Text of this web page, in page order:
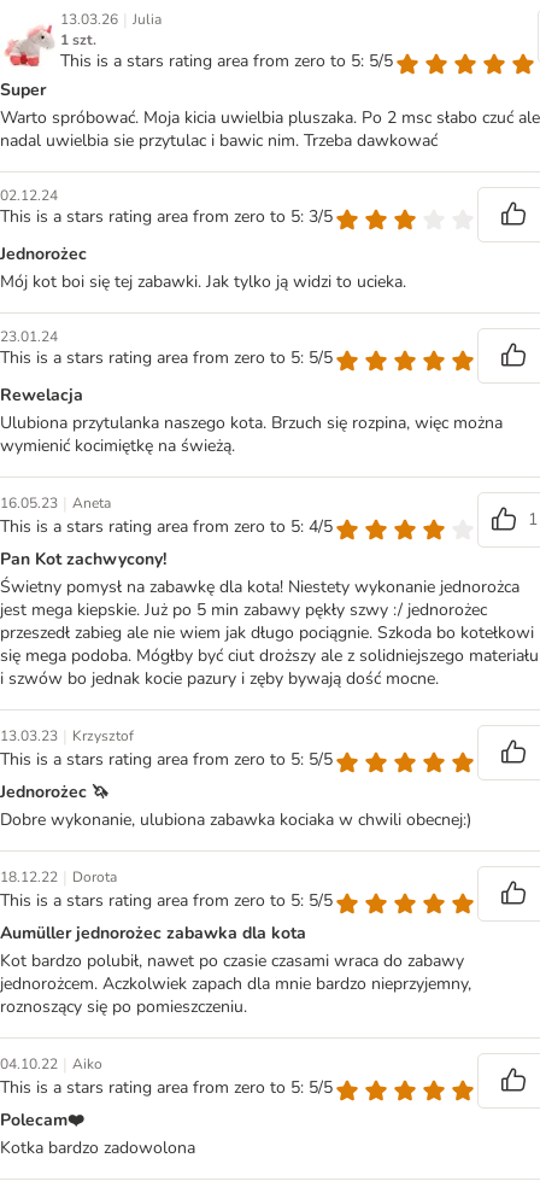
13.03.26 | Julia
1 szt.
This is a stars rating area from zero to 5: 5/5
Super
Warto spróbować. Moja kicia uwielbia pluszaka. Po 2 msc słabo czuć ale
nadal uwielbia sie przytulac i bawic nim. Trzeba dawkować
02.12.24
This is a stars rating area from zero to 5: 3/5
Jednorożec
Mój kot boi się tej zabawki. Jak tylko ją widzi to ucieka.
23.01.24
This is a stars rating area from zero to 5: 5/5
Rewelacja
Ulubiona przytulanka naszego kota. Brzuch się rozpina, więc można
wymienić kocimiętkę na świeżą.
16.05.23 | Aneta
This is a stars rating area from zero to 5: 4/5
1
Pan Kot zachwycony!
Świetny pomysł na zabawkę dla kota! Niestety wykonanie jednorożca
jest mega kiepskie. Już po 5 min zabawy pękły szwy :/ jednorożec
przeszedł zabieg ale nie wiem jak długo pociągnie. Szkoda bo kotełkowi
się mega podoba. Mógłby być ciut droższy ale z solidniejszego materiału
i szwów bo jednak kocie pazury i zęby bywają dość mocne.
13.03.23 | Krzysztof
This is a stars rating area from zero to 5: 5/5
Jednorożec 🦄
Dobre wykonanie, ulubiona zabawka kociaka w chwili obecnej:)
18.12.22 | Dorota
This is a stars rating area from zero to 5: 5/5
Aumüller jednorożec zabawka dla kota
Kot bardzo polubił, nawet po czasie czasami wraca do zabawy
jednorożcem. Aczkolwiek zapach dla mnie bardzo nieprzyjemny,
roznoszący się po pomieszczeniu.
04.10.22 | Aiko
This is a stars rating area from zero to 5: 5/5
Polecam❤️
Kotka bardzo zadowolona